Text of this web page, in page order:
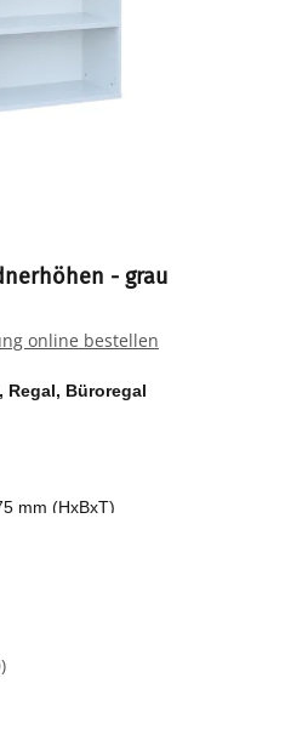
- grau
online bestellen
Regal, Büroregal
mm (HxBxT)
)